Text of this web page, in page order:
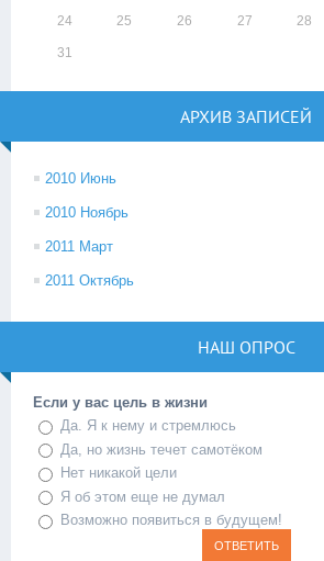
24 25 26 27 28
31
АРХИВ ЗАПИСЕЙ
2010 Июнь
2010 Ноябрь
2011 Март
2011 Октябрь
НАШ ОПРОС
Если у вас цель в жизни
Да. Я к нему и стремлюсь
Да, но жизнь течет самотёком
Нет никакой цели
Я об этом еще не думал
Возможно появиться в будущем!